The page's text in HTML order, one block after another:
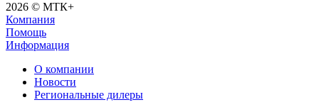
2026 © МТК+
Компания
Помощь
Информация
О компании
Новости
Региональные дилеры